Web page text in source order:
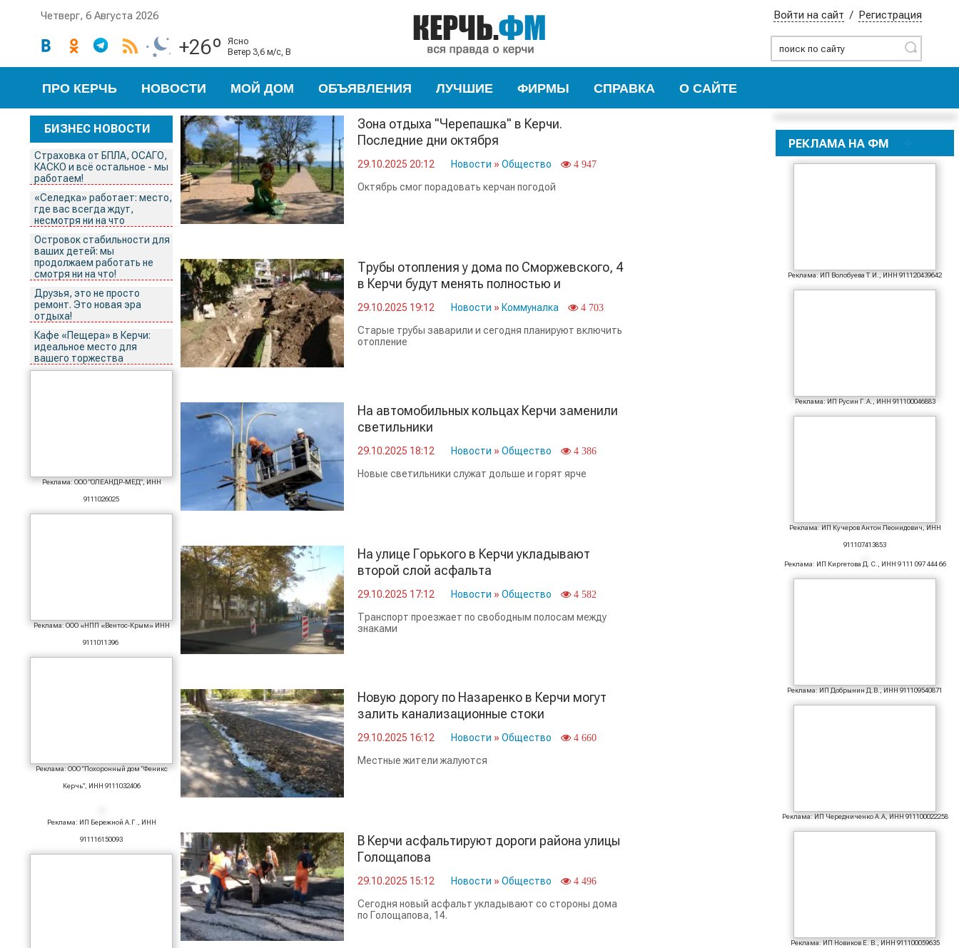
Четверг, 6 Августа 2026
Найти
Войти на сайт / Регистрация
+26º
ясно
ветер 3,6 м/с, В
ПРО КЕРЧЬ НОВОСТИ МОЙ ДОМ ОБЪЯВЛЕНИЯ ЛУЧШИЕ ФИРМЫ СПРАВКА О САЙТЕ
БИЗНЕС НОВОСТИ
Страховка от БПЛА, ОСАГО,
КАСКО и всё остальное - мы
работаем!
«Селедка» работает: место,
где вас всегда ждут,
несмотря ни на что
Островок стабильности для
ваших детей: мы
продолжаем работать не
смотря ни на что!
Друзья, это не просто
ремонт. Это новая эра
отдыха!
Кафе «Пещера» в Керчи:
идеальное место для
вашего торжества
Реклама: ООО "ОЛЕАНДР-МЕД", ИНН
9111026025
Реклама: ООО «НПП «Вентос-Крым» ИНН
9111011396
Реклама: ООО "Похоронный дом "Феникс
Керчь", ИНН 9111032406
Реклама: ИП Бережной А.Г., ИНН
911116150093
Зона отдыха "Черепашка" в Керчи.
Последние дни октября
29.10.2025 20:12 Новости » Общество 4 947
Октябрь смог порадовать керчан погодой
Трубы отопления у дома по Сморжевского, 4
в Керчи будут менять полностью и
сегментами
29.10.2025 19:12 Новости » Коммуналка 4 703
Старые трубы заварили и сегодня планируют включить
отопление
На автомобильных кольцах Керчи заменили
светильники
29.10.2025 18:12 Новости » Общество 4 386
Новые светильники служат дольше и горят ярче
На улице Горького в Керчи укладывают
второй слой асфальта
29.10.2025 17:12 Новости » Общество 4 582
Транспорт проезжает по свободным полосам между
знаками
Новую дорогу по Назаренко в Керчи могут
залить канализационные стоки
29.10.2025 16:12 Новости » Общество 4 660
Местные жители жалуются
В Керчи асфальтируют дороги района улицы
Голощапова
29.10.2025 15:12 Новости » Общество 4 496
Сегодня новый асфальт укладывают со стороны дома
по Голощапова, 14.
РЕКЛАМА НА ФМ
Реклама: ИП Волобуева Т.И., ИНН 911120439642
Реклама: ИП Русин Г.А., ИНН 911100046883
Реклама: ИП Кучеров Антон Леонидович, ИНН
911107413853
Реклама: ИП Киргетова Д. С., ИНН 9 111 097 444 66
Реклама: ИП Добрынин Д.В., ИНН 911109540871
Реклама: ИП Чередниченко А.А, ИНН 911100022258
Реклама: ИП Новиков Е. В., ИНН 911100059635